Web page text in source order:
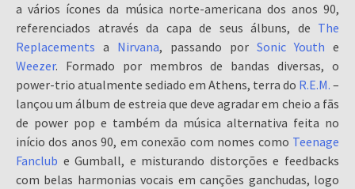
a vários ícones da música norte-americana dos anos 90,
referenciados através da capa de seus álbuns, de The
Replacements a Nirvana, passando por Sonic Youth e
Weezer. Formado por membros de bandas diversas, o
power-trio atualmente sediado em Athens, terra do R.E.M. –
lançou um álbum de estreia que deve agradar em cheio a fãs
de power pop e também da música alternativa feita no
início dos anos 90, em conexão com nomes como Teenage
Fanclub e Gumball, e misturando distorções e feedbacks
com belas harmonias vocais em canções ganchudas, logo